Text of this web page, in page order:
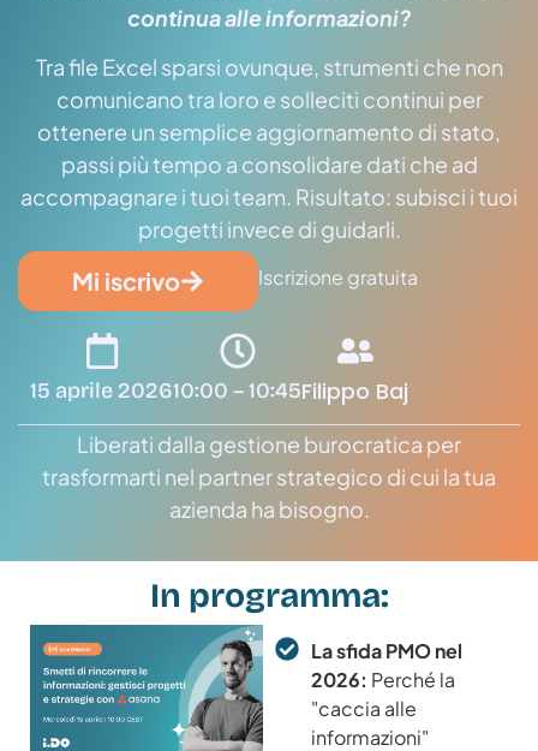
continua alle informazioni?
Tra file Excel sparsi ovunque, strumenti che non
comunicano tra loro e solleciti continui per
ottenere un semplice aggiornamento di stato,
passi più tempo a consolidare dati che ad
accompagnare i tuoi team. Risultato: subisci i tuoi
progetti invece di guidarli.
Mi iscrivo Iscrizione gratuita
15 aprile 202610:00 – 10:45Filippo Baj
Liberati dalla gestione burocratica per
trasformarti nel partner strategico di cui la tua
azienda ha bisogno.
In programma:
La sfida PMO nel
2026: Perché la
"caccia alle
informazioni"